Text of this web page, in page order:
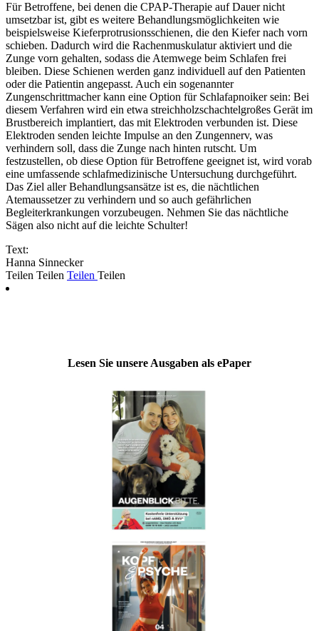
Für Betroffene, bei denen die CPAP-Therapie auf Dauer nicht
umsetzbar ist, gibt es weitere Behandlungsmöglichkeiten wie
beispielsweise Kieferprotrusionsschienen, die den Kiefer nach vorn
schieben. Dadurch wird die Rachenmuskulatur aktiviert und die
Zunge vorn gehalten, sodass die Atemwege beim Schlafen frei
bleiben. Diese Schienen werden ganz individuell auf den Patienten
oder die Patientin angepasst. Auch ein sogenannter
Zungenschrittmacher kann eine Option für Schlafapnoiker sein: Bei
diesem Verfahren wird ein etwa streichholzschachtelgroßes Gerät im
Brustbereich implantiert, das mit Elektroden verbunden ist. Diese
Elektroden senden leichte Impulse an den Zungennerv, was
verhindern soll, dass die Zunge nach hinten rutscht. Um
festzustellen, ob diese Option für Betroffene geeignet ist, wird vorab
eine umfassende schlafmedizinische Untersuchung durchgeführt.
Das Ziel aller Behandlungsansätze ist es, die nächtlichen
Atemaussetzer zu verhindern und so auch gefährlichen
Begleiterkrankungen vorzubeugen. Nehmen Sie das nächtliche
Sägen also nicht auf die leichte Schulter!
Text:
Hanna Sinnecker
Teilen Teilen Teilen Teilen
Lesen Sie unsere Ausgaben als ePaper